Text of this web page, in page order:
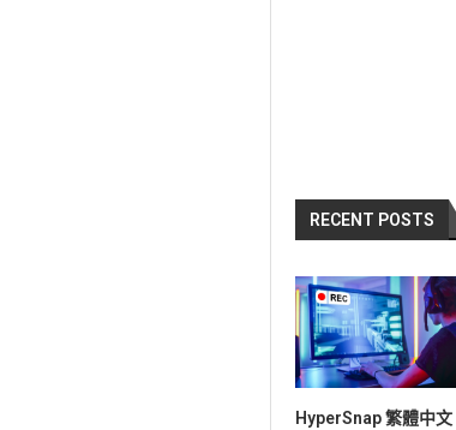
RECENT POSTS
HyperSnap 繁體中文